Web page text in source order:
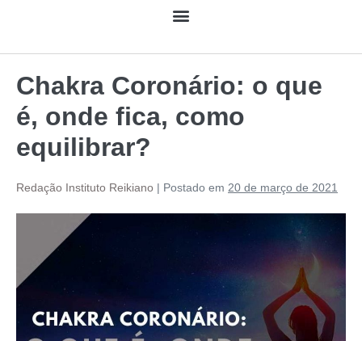
Chakra Coronário: o que
é, onde fica, como
equilibrar?
Redação Instituto Reikiano | Postado em 20 de março de 2021